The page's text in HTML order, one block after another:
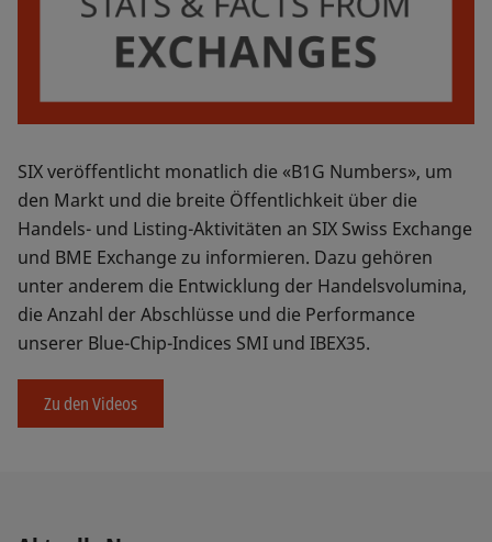
SIX veröffentlicht monatlich die «B1G Numbers», um
den Markt und die breite Öffentlichkeit über die
Handels- und Listing-Aktivitäten an SIX Swiss Exchange
und BME Exchange zu informieren. Dazu gehören
unter anderem die Entwicklung der Handelsvolumina,
die Anzahl der Abschlüsse und die Performance
unserer Blue-Chip-Indices SMI und IBEX35.
Zu den Videos